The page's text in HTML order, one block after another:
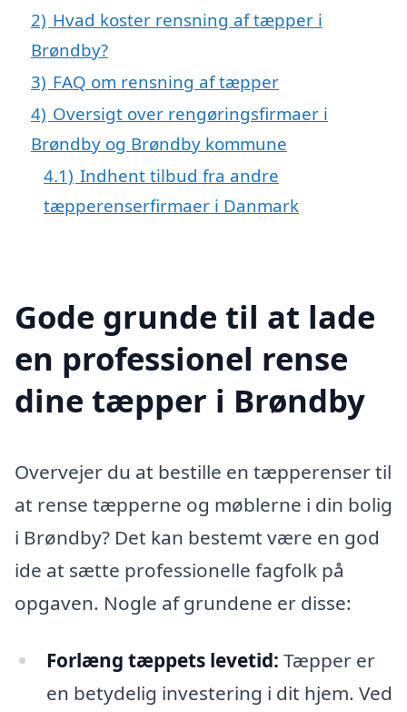
2) Hvad koster rensning af tæpper i
Brøndby?
3) FAQ om rensning af tæpper
4) Oversigt over rengøringsfirmaer i
Brøndby og Brøndby kommune
4.1) Indhent tilbud fra andre
tæpperenserfirmaer i Danmark
Gode grunde til at lade
en professionel rense
dine tæpper i Brøndby
Overvejer du at bestille en tæpperenser til
at rense tæpperne og møblerne i din bolig
i Brøndby? Det kan bestemt være en god
ide at sætte professionelle fagfolk på
opgaven. Nogle af grundene er disse:
Forlæng tæppets levetid: Tæpper er
en betydelig investering i dit hjem. Ved